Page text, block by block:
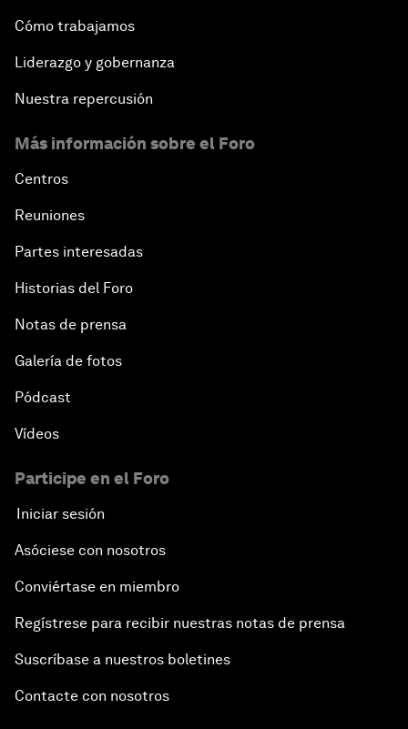
Cómo trabajamos
Liderazgo y gobernanza
Nuestra repercusión
Más información sobre el Foro
Centros
Reuniones
Partes interesadas
Historias del Foro
Notas de prensa
Galería de fotos
Pódcast
Vídeos
Participe en el Foro
Iniciar sesión
Asóciese con nosotros
Conviértase en miembro
Regístrese para recibir nuestras notas de prensa
Suscríbase a nuestros boletines
Contacte con nosotros